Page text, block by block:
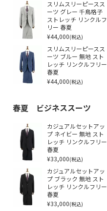
スリムスリーピースス
ーツ グレー 千鳥格子
ストレッチ リンクルフ
リー 春夏
¥44,000(税込)
スリムスリーピースス
ーツ ブルー 無地 スト
レッチ リンクルフリー
春夏
¥44,000(税込)
春夏 ビジネススーツ
カジュアルセットアッ
プ ネイビー 無地 スト
レッチ リンクルフリー
春夏
¥33,000(税込)
カジュアルセットアッ
プ ブラック 無地 スト
レッチ リンクルフリー
春夏
¥33,000(税込)